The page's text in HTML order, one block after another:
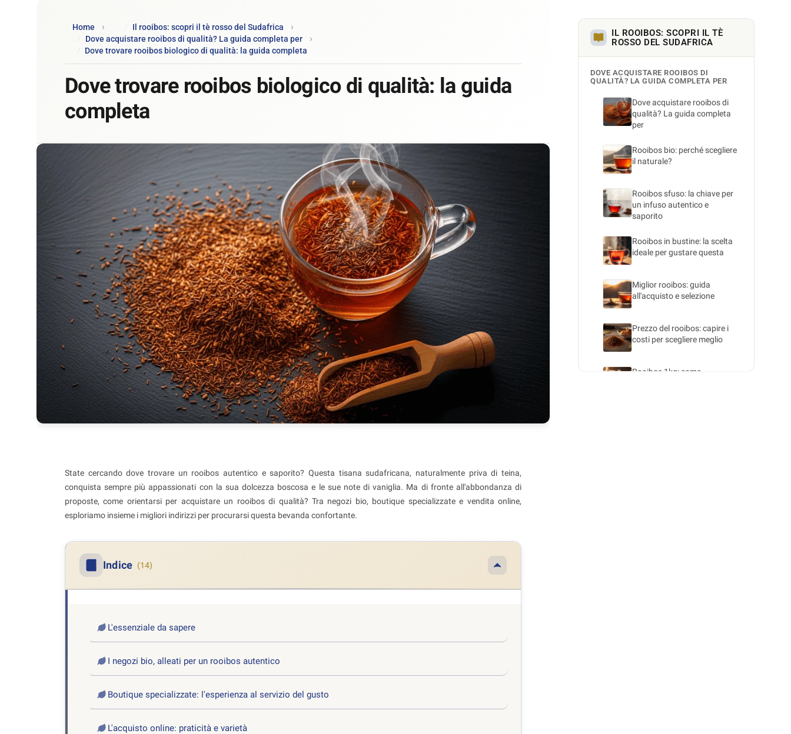
Home
Il rooibos: scopri il tè rosso del Sudafrica
Dove acquistare rooibos di qualità? La guida completa per
Dove trovare rooibos biologico di qualità: la guida completa
Dove trovare rooibos biologico di qualità: la guida
completa
State cercando dove trovare un rooibos autentico e saporito? Questa tisana sudafricana, naturalmente priva di teina,
conquista sempre più appassionati con la sua dolcezza boscosa e le sue note di vaniglia. Ma di fronte all'abbondanza di
proposte, come orientarsi per acquistare un rooibos di qualità? Tra negozi bio, boutique specializzate e vendita online,
esploriamo insieme i migliori indirizzi per procurarsi questa bevanda confortante.
Indice (14)
L'essenziale da sapere
I negozi bio, alleati per un rooibos autentico
Boutique specializzate: l'esperienza al servizio del gusto
L'acquisto online: praticità e varietà
IL ROOIBOS: SCOPRI IL TÈ
ROSSO DEL SUDAFRICA
DOVE ACQUISTARE ROOIBOS DI
QUALITÀ? LA GUIDA COMPLETA PER
Dove acquistare rooibos di
qualità? La guida completa
per
Rooibos bio: perché scegliere
il naturale?
Rooibos sfuso: la chiave per
un infuso autentico e
saporito
Rooibos in bustine: la scelta
ideale per gustare questa
Miglior rooibos: guida
all'acquisto e selezione
Prezzo del rooibos: capire i
costi per scegliere meglio
Rooibos 1kg: come